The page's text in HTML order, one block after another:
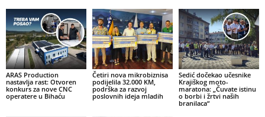
ARAS Production
nastavlja rast: Otvoren
konkurs za nove CNC
operatere u Bihaću
Četiri nova mikrobiznisa
podijelila 32.000 KM,
podrška za razvoj
poslovnih ideja mladih
Sedić dočekao učesnike
Krajiškog moto-
maratona: „Čuvate istinu
o borbi i žrtvi naših
branilaca“